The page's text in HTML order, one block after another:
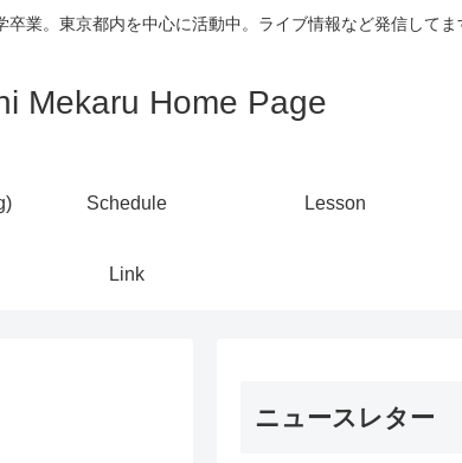
業。東京都内を中心に活動中。ライブ情報など発信してま
Mekaru Home Page
Schedule Lesson
Link
ニュースレター